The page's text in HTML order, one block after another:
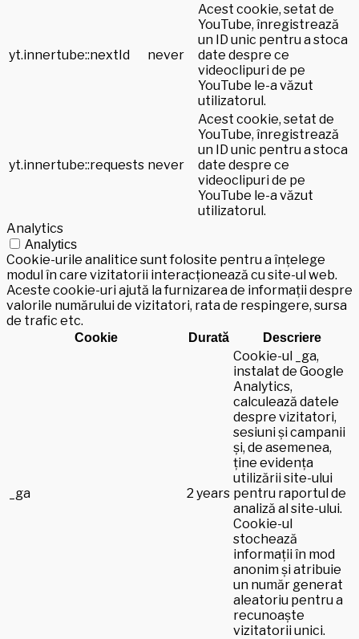
yt.innertube::nextId never
Acest cookie, setat de
YouTube, înregistrează
un ID unic pentru a stoca
date despre ce
videoclipuri de pe
YouTube le-a văzut
utilizatorul.
yt.innertube::requests never
Acest cookie, setat de
YouTube, înregistrează
un ID unic pentru a stoca
date despre ce
videoclipuri de pe
YouTube le-a văzut
utilizatorul.
Analytics
Analytics
Cookie-urile analitice sunt folosite pentru a înțelege
modul în care vizitatorii interacționează cu site-ul web.
Aceste cookie-uri ajută la furnizarea de informații despre
valorile numărului de vizitatori, rata de respingere, sursa
de trafic etc.
Cookie Durată Descriere
_ga 2 years
Cookie-ul _ga,
instalat de Google
Analytics,
calculează datele
despre vizitatori,
sesiuni și campanii
și, de asemenea,
ține evidența
utilizării site-ului
pentru raportul de
analiză al site-ului.
Cookie-ul
stochează
informații în mod
anonim și atribuie
un număr generat
aleatoriu pentru a
recunoaște
vizitatorii unici.